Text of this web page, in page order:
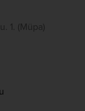
1. (Müpa)